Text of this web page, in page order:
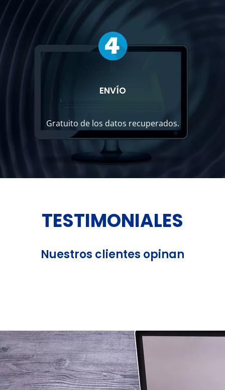
ENVÍO
Gratuito de los datos recuperados.
TESTIMONIALES
Nuestros clientes opinan